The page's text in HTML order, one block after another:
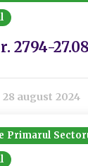
2794-
28 august 2024
Primarul